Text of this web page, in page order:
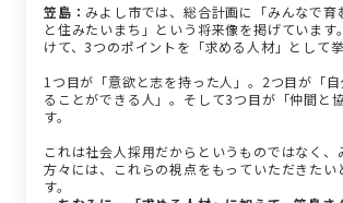
笠島： みよし市では、総合計画に「みんなで育
と住みたいまち」という将来像を掲げています
けて、3つのポイントを「求める人材」として挙
1つ目が「意欲と志を持った人」。2つ目が「自
ることができる人」。そして3つ目が「仲間と
す。
これは社会人採用だからというものではなく、
方々には、これらの視点をもっていただきたい
す。